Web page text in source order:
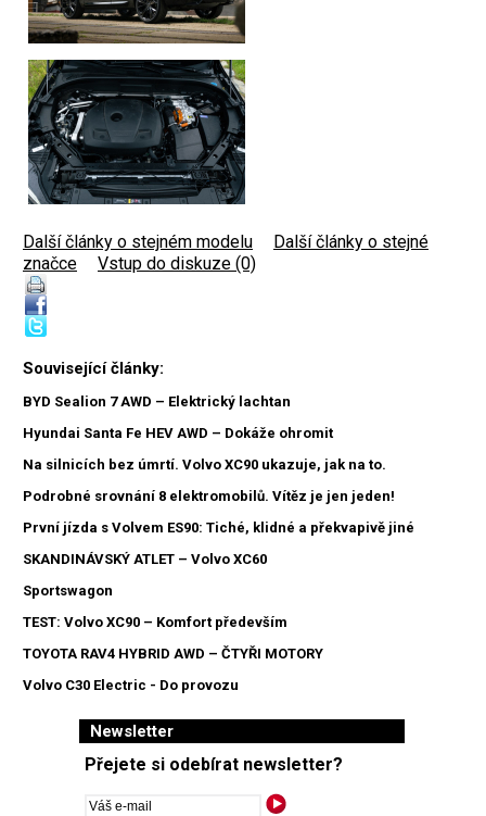
Další články o stejném modelu
Další články o stejné
značce
Vstup do diskuze (0)
Související články:
BYD Sealion 7 AWD – Elektrický lachtan
Hyundai Santa Fe HEV AWD – Dokáže ohromit
Na silnicích bez úmrtí. Volvo XC90 ukazuje, jak na to.
Podrobné srovnání 8 elektromobilů. Vítěz je jen jeden!
První jízda s Volvem ES90: Tiché, klidné a překvapivě jiné
SKANDINÁVSKÝ ATLET – Volvo XC60
Sportswagon
TEST: Volvo XC90 – Komfort především
TOYOTA RAV4 HYBRID AWD – ČTYŘI MOTORY
Volvo C30 Electric - Do provozu
Newsletter
Přejete si odebírat newsletter?